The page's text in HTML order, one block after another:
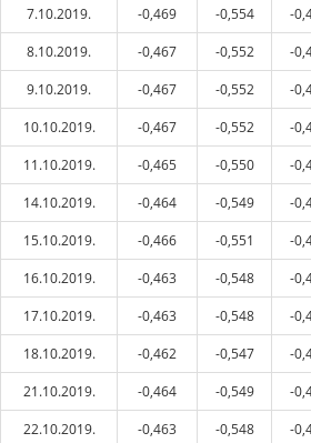
7.10.2019.
-0,469 -0,554 -
8.10.2019.
-0,467 -0,552 -
9.10.2019.
-0,467 -0,552 -
10.10.2019.
-0,467 -0,552 -
11.10.2019.
-0,465 -0,550 -
14.10.2019.
-0,464 -0,549 -
15.10.2019.
-0,466 -0,551 -
16.10.2019.
-0,463 -0,548 -
17.10.2019.
-0,463 -0,548 -
18.10.2019.
-0,462 -0,547 -
21.10.2019.
-0,464 -0,549 -
22.10.2019.
-0,463 -0,548 -